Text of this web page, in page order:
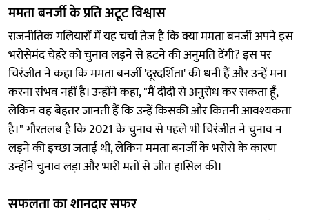
ममता बनर्जी के प्रति अटूट विश्वास
राजनीतिक गलियारों में यह चर्चा तेज है कि क्या ममता बनर्जी अपने इस
भरोसेमंद चेहरे को चुनाव लड़ने से हटने की अनुमति देंगी? इस पर
चिरंजीत ने कहा कि ममता बनर्जी 'दूरदर्शिता' की धनी हैं और उन्हें मना
करना संभव नहीं है। उन्होंने कहा, "मैं दीदी से अनुरोध कर सकता हूँ,
लेकिन वह बेहतर जानती हैं कि उन्हें किसकी और कितनी आवश्यकता
है।" गौरतलब है कि 2021 के चुनाव से पहले भी चिरंजीत ने चुनाव न
लड़ने की इच्छा जताई थी, लेकिन ममता बनर्जी के भरोसे के कारण
उन्होंने चुनाव लड़ा और भारी मतों से जीत हासिल की।
सफलता का शानदार सफर